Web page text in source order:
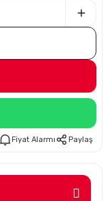
Fiyat Alarmı Paylaş